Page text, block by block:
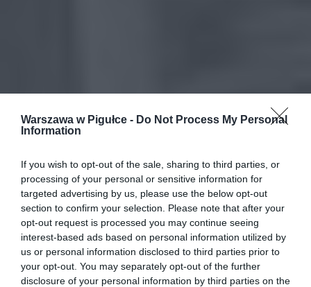
Warszawa w Pigułce - Do Not Process My Personal
Information
If you wish to opt-out of the sale, sharing to third parties, or
processing of your personal or sensitive information for
targeted advertising by us, please use the below opt-out
section to confirm your selection. Please note that after your
opt-out request is processed you may continue seeing
interest-based ads based on personal information utilized by
us or personal information disclosed to third parties prior to
your opt-out. You may separately opt-out of the further
disclosure of your personal information by third parties on the